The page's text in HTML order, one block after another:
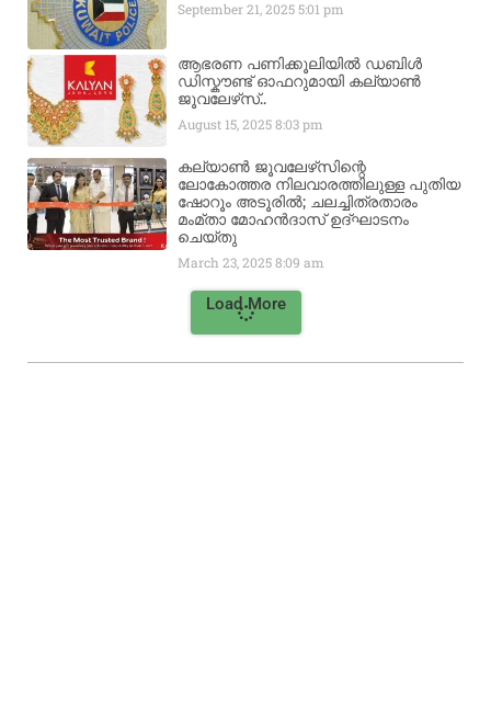
September 21, 20255:01 pm
ആഭരണ പണിക്കൂലിയിൽ ഡബിൾ
ഡിസ്കൗണ്ട് ഓഫറുമായി കല്യാൺ
ജൂവലേഴ്‌സ്..
August 15, 20258:03 pm
കല്യാൺ ജൂവലേഴ്‌സിന്റെ
ലോകോത്തര നിലവാരത്തിലുള്ള പുതിയ
ഷോറൂം അടൂരിൽ; ചലച്ചിത്രതാരം
മംമ്താ മോഹൻദാസ് ഉദ്ഘാടനം
ചെയ്‌തു
March 23, 20258:09 am
Load More